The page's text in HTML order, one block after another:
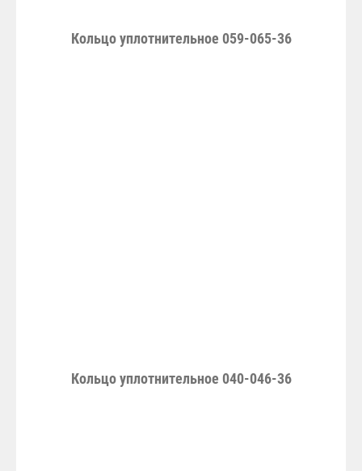
Кольцо уплотнительное 059-065-36
Кольцо уплотнительное 040-046-36